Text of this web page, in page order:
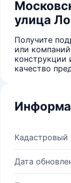
улица
Получите
или
конструкции
качество
Кадастровый
Дата